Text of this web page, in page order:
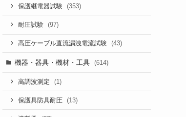
保護継電器試験 (353)
耐圧試験 (97)
高圧ケーブル直流漏洩電流試験 (43)
機器・器具・機材・工具 (614)
高調波測定 (1)
保護具防具耐圧 (13)